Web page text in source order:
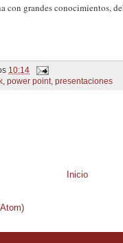
con grandes conocimientos,
10:14
, power point, presentaciones
Inicio